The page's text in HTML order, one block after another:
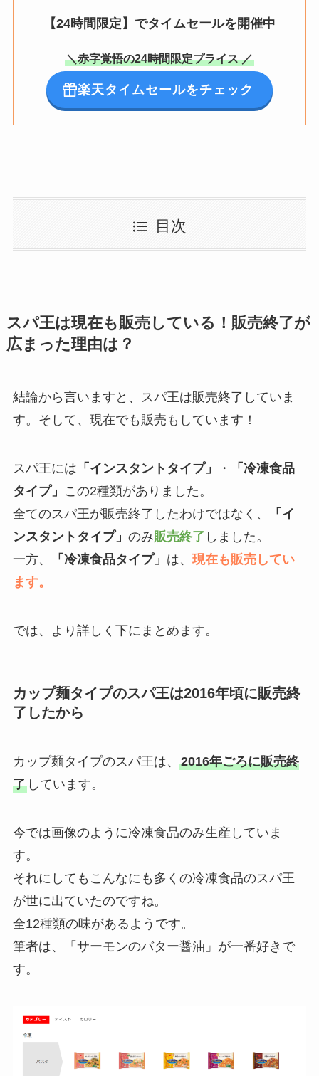
【24時間限定】でタイムセールを開催中
＼赤字覚悟の24時間限定プライス ／
楽天タイムセールをチェック
目次
スパ王は現在も販売している！販売終了が
広まった理由は？
結論から言いますと、スパ王は販売終了していま
す。そして、現在でも販売もしています！
スパ王には 「インスタントタイプ」 ・
「冷凍食品
タイプ」 この2種類がありました。
全てのスパ王が販売終了したわけではなく、
「イ
ンスタントタイプ」 のみ販売終了 しました。
一方、
「冷凍食品タイプ」 は、 現在も販売してい
ます。
では、より詳しく下にまとめます。
カップ麺タイプのスパ王は2016年頃に販売終
了したから
カップ麺タイプのスパ王は、 2016年ごろに販売終
了しています。
今では画像のように冷凍食品のみ生産していま
す。
それにしてもこんなにも多くの冷凍食品のスパ王
が世に出ていたのですね。
全12種類の味があるようです。
筆者は、「サーモンのバター醤油」が一番好きで
す。